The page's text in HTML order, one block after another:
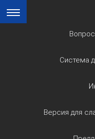
Система
Версия для